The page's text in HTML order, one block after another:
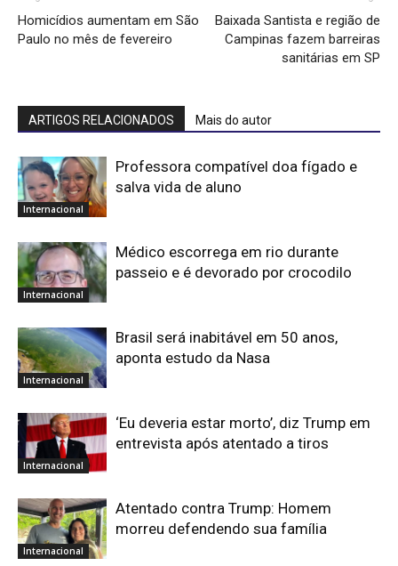
Homicídios aumentam em São
Paulo no mês de fevereiro
Baixada Santista e região de
Campinas fazem barreiras
sanitárias em SP
ARTIGOS RELACIONADOS Mais do autor
Internacional
Professora compatível doa fígado e
salva vida de aluno
Internacional
Médico escorrega em rio durante
passeio e é devorado por crocodilo
Internacional
Brasil será inabitável em 50 anos,
aponta estudo da Nasa
Internacional
‘Eu deveria estar morto’, diz Trump em
entrevista após atentado a tiros
Internacional
Atentado contra Trump: Homem
morreu defendendo sua família